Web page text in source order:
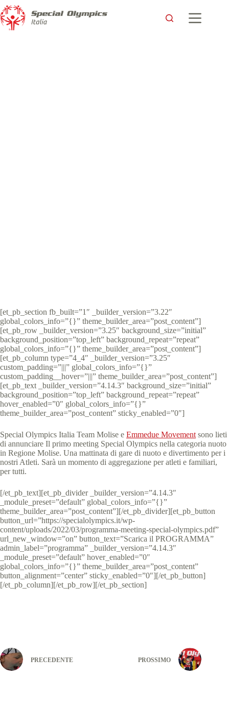
[et_pb_section fb_built=”1″ _builder_version=”3.22″
global_colors_info=”{}” theme_builder_area=”post_content”]
[et_pb_row _builder_version=”3.25″ background_size=”initial”
background_position=”top_left” background_repeat=”repeat”
global_colors_info=”{}” theme_builder_area=”post_content”]
[et_pb_column type=”4_4″ _builder_version=”3.25″
custom_padding=”|||” global_colors_info=”{}”
custom_padding__hover=”|||” theme_builder_area=”post_content”]
[et_pb_text _builder_version=”4.14.3″ background_size=”initial”
background_position=”top_left” background_repeat=”repeat”
hover_enabled=”0″ global_colors_info=”{}”
theme_builder_area=”post_content” sticky_enabled=”0″]
Special Olympics Italia Team Molise e Emmedue Movement sono lieti
di annunciare Il primo meeting Special Olympics nella categoria nuoto
in Regione Molise. Una mattinata di gare di nuoto e divertimento per i
nostri Atleti. Sarà un momento di aggregazione per atleti e familiari,
per tutti.
[/et_pb_text][et_pb_divider _builder_version=”4.14.3″
_module_preset=”default” global_colors_info=”{}”
theme_builder_area=”post_content”][/et_pb_divider][et_pb_button
button_url=”https://specialolympics.it/wp-
content/uploads/2022/03/programma-meeting-special-olympics.pdf”
url_new_window=”on” button_text=”Scarica il PROGRAMMA”
admin_label=”programma” _builder_version=”4.14.3″
_module_preset=”default” hover_enabled=”0″
global_colors_info=”{}” theme_builder_area=”post_content”
button_alignment=”center” sticky_enabled=”0″][/et_pb_button]
[/et_pb_column][/et_pb_row][/et_pb_section]
PRECEDENTE PROSSIMO